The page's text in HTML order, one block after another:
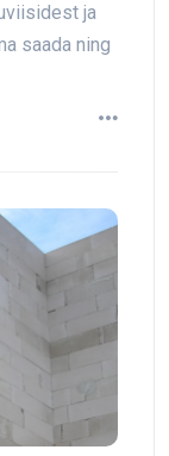
ja
saada ning